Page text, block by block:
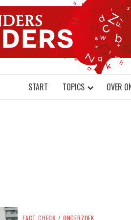
BRAINS AND SCIENCE
START TOPICS OVER
FACT CHECK / ONDERZOEK